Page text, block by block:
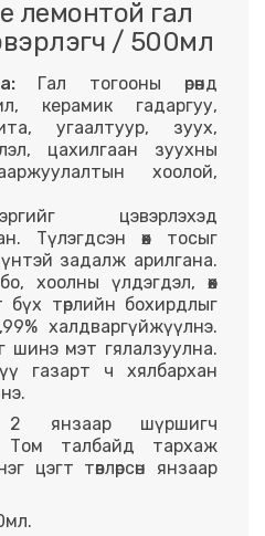
лемонтой гал
/ 500мл
Гал тогооны өрөөнд
керамик гадаргуу,
угаалтуур, зуух,
цахилгаан зуухны
хоолой,
цэвэрлэхэд
Түлэгдсэн өөх тосыг
задалж арилгана.
хоолны үлдэгдэл, өөх
бүх төрлийн бохирдлыг
халдваргүйжүүлнэ.
шинэ мэт гялалзуулна.
газарт ч хялбархан
2 янзаар шүршигч
Том талбайд тархаж
цэгт төвлөрсөн янзаар